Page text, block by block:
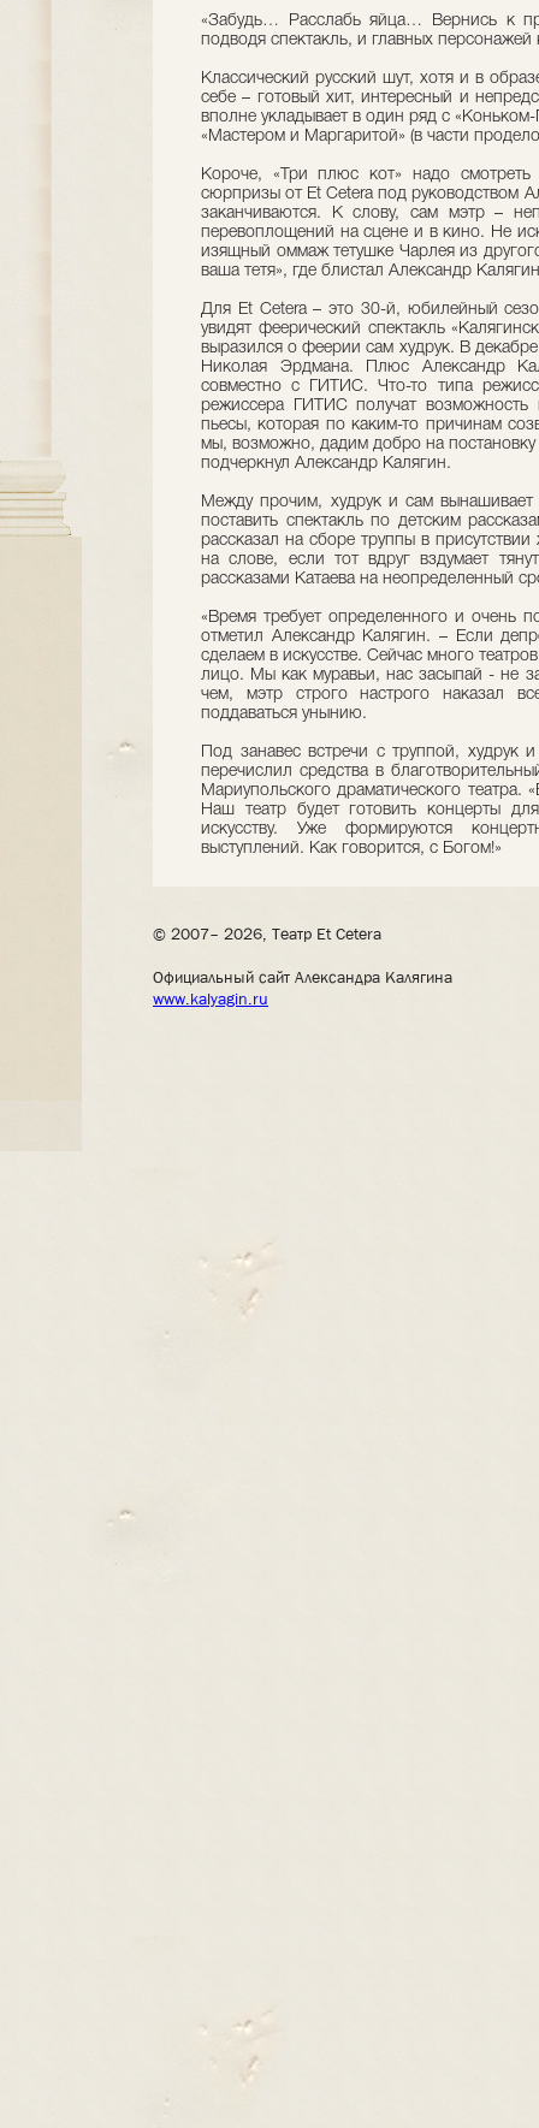
«Забудь… Расслабь яйца… Вернись к
подводя спектакль, и главных
Классический русский шут, хотя и в
себе – готовый хит, интересный и
вполне укладывает в один ряд с
«Мастером и Маргаритой» (в части
Короче, «Три плюс кот» надо
сюрпризы от Et Cetera под руководством
заканчиваются. К слову, сам мэтр –
перевоплощений на сцене и в кино. Не
изящный оммаж тетушке Чарлея из
ваша тетя», где блистал Александр
Для Et Cetera – это 30-й, юбилейный
увидят феерический спектакль
выразился о феерии сам худрук. В
Николая Эрдмана. Плюс Александр
совместно с ГИТИС. Что-то типа
режиссера ГИТИС получат возможность
пьесы, которая по каким-то причинам
мы, возможно, дадим добро на
подчеркнул Александр Калягин.
Между прочим, худрук и сам
поставить спектакль по детским
рассказал на сборе труппы в
на слове, если тот вдруг вздумает
рассказами Катаева на неопределенный
«Время требует определенного и очень
отметил Александр Калягин. – Если
сделаем в искусстве. Сейчас много
лицо. Мы как муравьи, нас засыпай - не
чем, мэтр строго настрого наказал
поддаваться унынию.
Под занавес встречи с труппой, худрук
перечислил средства в
Мариупольского драматического театра.
Наш театр будет готовить концерты
искусству. Уже формируются
выступлений. Как говорится, с Богом!»
© 2007– 2026, Театр Et Cetera
Официальный сайт Александра Калягина
www.kalyagin.ru